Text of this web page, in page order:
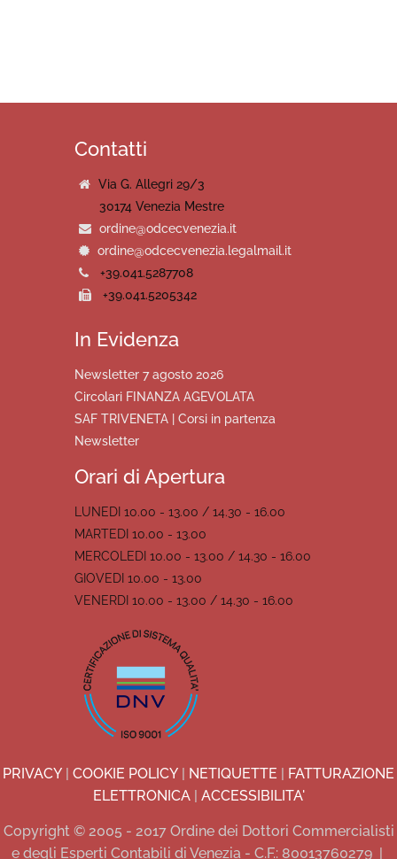
Contatti
Via G. Allegri 29/3
30174 Venezia Mestre
ordine@odcecvenezia.it
ordine@odcecvenezia.legalmail.it
+39.041.5287708
+39.041.5205342
In Evidenza
Newsletter 7 agosto 2026
Circolari FINANZA AGEVOLATA
SAF TRIVENETA | Corsi in partenza
Newsletter
Orari di Apertura
LUNEDI 10.00 - 13.00 / 14.30 - 16.00
MARTEDI 10.00 - 13.00
MERCOLEDI 10.00 - 13.00 / 14.30 - 16.00
GIOVEDI 10.00 - 13.00
VENERDI 10.00 - 13.00 / 14.30 - 16.00
PRIVACY | COOKIE POLICY | NETIQUETTE | FATTURAZIONE
ELETTRONICA| ACCESSIBILITA'
Copyright © 2005 - 2017 Ordine dei Dottori Commercialisti
e degli Esperti Contabili di Venezia - C.F.: 80013760279 |